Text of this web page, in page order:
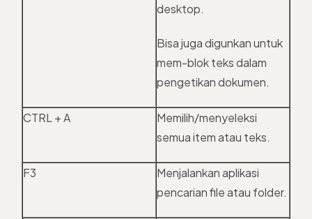
desktop.
Bisa juga digunkan untuk
mem-blok teks dalam
pengetikan dokumen.
CTRL + A
Memilih/menyeleksi
semua item atau teks.
F3
Menjalankan aplikasi
pencarian file atau folder.